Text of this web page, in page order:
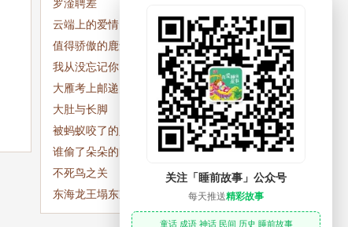
罗淦聘差
云端上的爱情
电话里传来的暖气
值得骄傲的鹿角
小英雄杰克斗巨人
我从没忘记你
肉肠签子汤
大雁考上邮递员
小熊,小熊
大肚与长脚
忠义鼠
被蚂蚁咬了的人和
赫耳墨斯
杰林的葡萄园
谁偷了朵朵的时间
小羊寻找朋友
不死鸟之关
龙凤镯
东海龙王塌东京
灌木丛中的小鹿
关注「睡前故事」公众号
每天推送精彩故事
童话 成语 神话 民间 历史 睡前故事